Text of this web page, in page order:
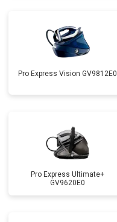
Pro Express Vision GV9812E0
Pro Express Ultimate+
GV9620E0